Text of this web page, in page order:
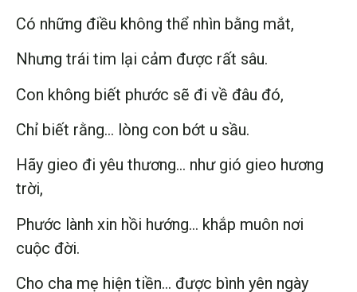
Có những điều không thể nhìn bằng mắt,
Nhưng trái tim lại cảm được rất sâu.
Con không biết phước sẽ đi về đâu đó,
Chỉ biết rằng… lòng con bớt u sầu.
Hãy gieo đi yêu thương… như gió gieo hương
trời,
Phước lành xin hồi hướng… khắp muôn nơi
cuộc đời.
Cho cha mẹ hiện tiền… được bình yên ngày